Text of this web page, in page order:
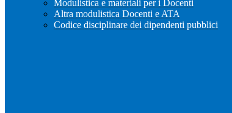
Modulistica e materiali per i Docenti
Altra modulistica Docenti e ATA
Codice disciplinare dei dipendenti pubblici